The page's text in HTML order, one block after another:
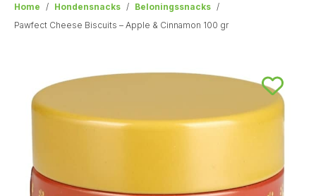
Home Hondensnacks
Beloningssnacks
Pawfect Cheese Biscuits – Apple & Cinnamon 100 gr